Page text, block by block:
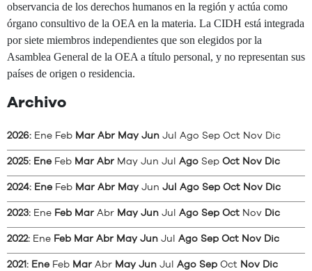
observancia de los derechos humanos en la región y actúa como
órgano consultivo de la OEA en la materia. La CIDH está integrada
por siete miembros independientes que son elegidos por la
Asamblea General de la OEA a título personal, y no representan sus
países de origen o residencia.
Archivo
2026: Ene Feb Mar Abr May Jun Jul Ago Sep Oct Nov Dic
2025: Ene Feb Mar Abr May Jun Jul Ago Sep Oct Nov Dic
2024: Ene Feb Mar Abr May Jun Jul Ago Sep Oct Nov Dic
2023: Ene Feb Mar Abr May Jun Jul Ago Sep Oct Nov Dic
2022: Ene Feb Mar Abr May Jun Jul Ago Sep Oct Nov Dic
2021: Ene Feb Mar Abr May Jun Jul Ago Sep Oct Nov Dic